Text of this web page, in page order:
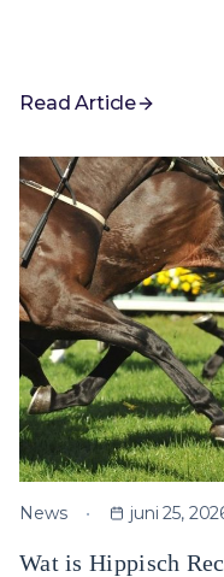
Read Article
News juni 25,
Wat is Hippisch